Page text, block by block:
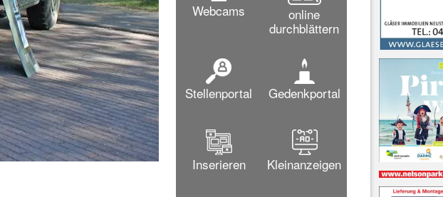
Auf dem Schützenplatz wurden den
Webcams
online
durchblättern
Stellenportal Gedenkportal
Inserieren Kleinanzeigen